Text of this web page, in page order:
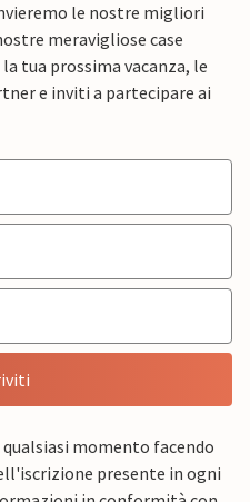
le nostre migliori
meravigliose case
tua prossima vacanza, le
e inviti a partecipare ai
momento facendo
presente in ogni